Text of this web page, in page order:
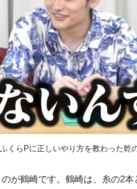
くらPに正しいやり方を教わった乾
が鶴崎です。鶴崎は、糸の2